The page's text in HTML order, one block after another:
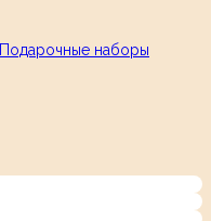
Подарочные наборы